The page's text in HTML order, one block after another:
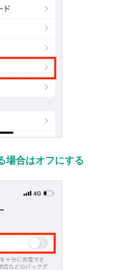
場合はオフにする